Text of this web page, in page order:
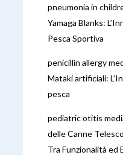
pneumonia in
Yamaga Blanks:
Pesca Sportiva
penicillin allergy
Mataki artificiali:
pesca
pediatric otitis
delle Canne
Tra Funzionalità ed